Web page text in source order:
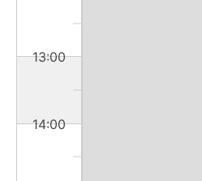
13:00
14:00